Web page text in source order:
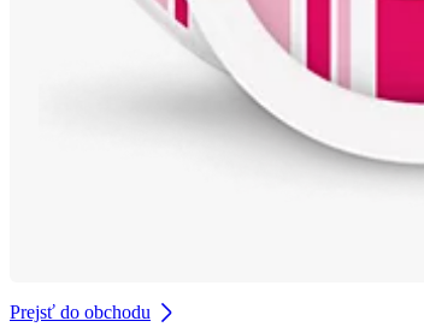
Prejsť do obchodu